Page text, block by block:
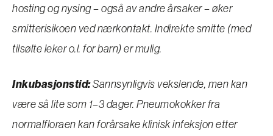
hosting og nysing – også av andre årsaker – øker
smitterisikoen ved nærkontakt. Indirekte smitte (med
tilsølte leker o.l. for barn) er mulig.
Inkubasjonstid:Sannsynligvis vekslende, men kan
være så lite som 1–3 dager. Pneumokokker fra
normalfloraen kan forårsake klinisk infeksjon etter